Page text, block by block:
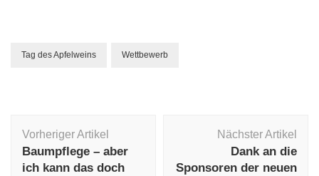
Tag des Apfelweins Wettbewerb
Vorheriger Artikel
Baumpflege – aber
ich kann das doch
Nächster Artikel
Dank an die
Sponsoren der neuen